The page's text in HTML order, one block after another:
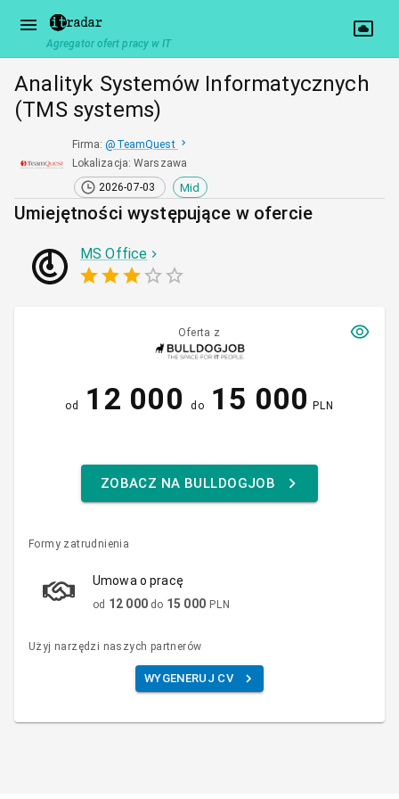
Agregator ofert pracy w IT
Analityk Systemów Informatycznych
(TMS systems)
Firma: @ TeamQuest
Lokalizacja:Warszawa
2026-07-03
Mid
Umiejętności występujące w ofercie
MS Office
Oferta z
od 12 000 do 15 000 PLN
ZOBACZ NA BULLDOGJOB
Formy zatrudnienia
Umowa o pracę
od 12 000 do 15 000 PLN
Użyj narzędzi naszych partnerów
WYGENERUJ CV